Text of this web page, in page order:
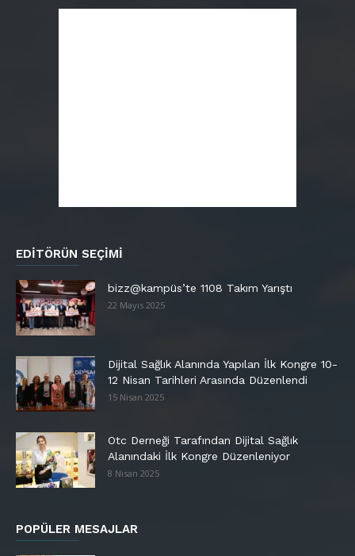
EDITÖRÜN SEÇIMI
bizz@kampüs’te 1108 Takım Yarıştı
22 Mayıs 2025
Dijital Sağlık Alanında Yapılan İlk Kongre 10-
12 Nisan Tarihleri Arasında Düzenlendi
15 Nisan 2025
Otc Derneği Tarafından Dijital Sağlık
Alanındaki İlk Kongre Düzenleniyor
8 Nisan 2025
POPÜLER MESAJLAR